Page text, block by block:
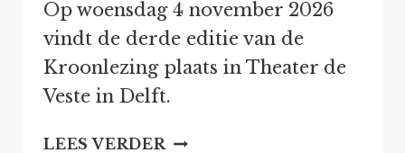
Op woensdag 4 november 2026
vindt de derde editie van de
Kroonlezing plaats in Theater de
Veste in Delft.
LEES VERDER AANKONDIGING: